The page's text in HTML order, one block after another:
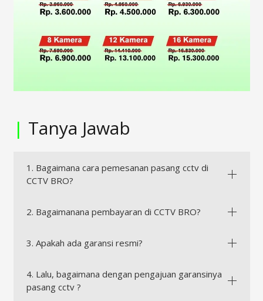
| Tanya Jawab
1. Bagaimana cara pemesanan pasang cctv di
CCTV BRO?
2. Bagaimanana pembayaran di CCTV BRO?
3. Apakah ada garansi resmi?
4. Lalu, bagaimana dengan pengajuan garansinya
pasang cctv ?